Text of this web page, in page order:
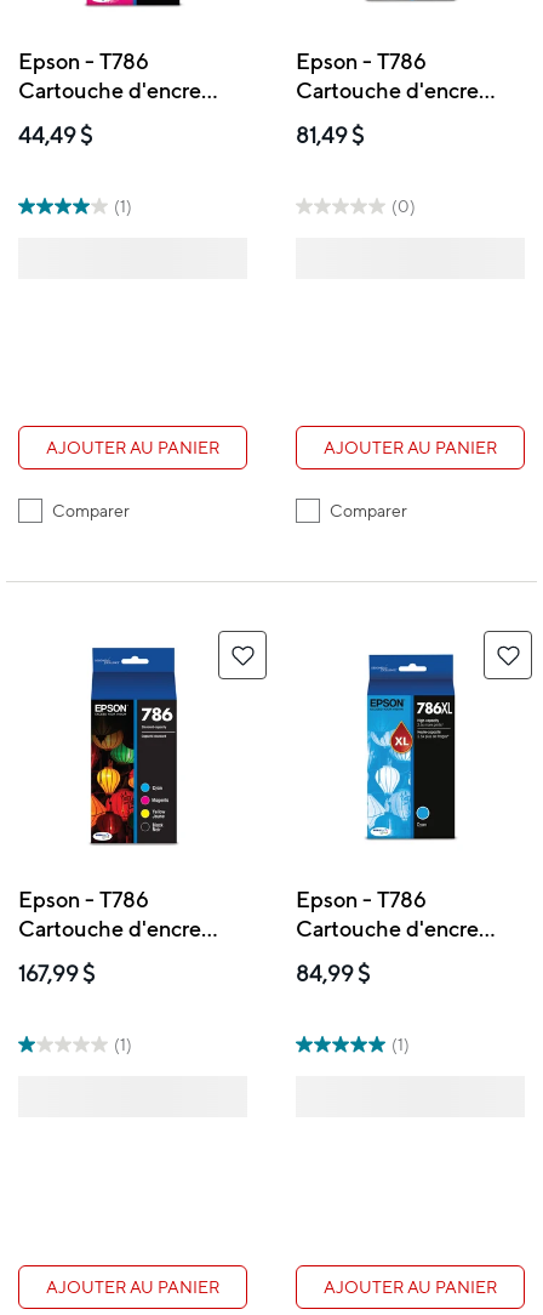
Epson - T786
Cartouche d'encre
- Capacité standard -
Magenta
44,49 $
(1)
AJOUTER AU PANIER
Comparer
Epson - T786
Cartouche d'encre
- Grande capacité -
Noir
81,49 $
(0)
AJOUTER AU PANIER
Comparer
Epson - T786
Cartouche d'encre
- Capacités mixtes -
Emballage mixte – Noir
167,99 $
(1)
AJOUTER AU PANIER
Epson - T786
Cartouche d'encre
- Grande capacité -
Cyan
84,99 $
(1)
AJOUTER AU PANIER